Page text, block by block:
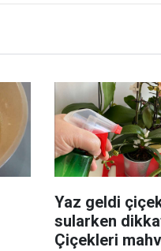
Yaz geldi
sularken
Çiçekleri